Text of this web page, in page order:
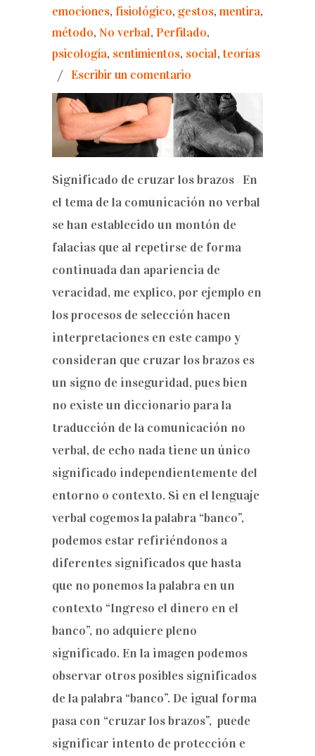
emociones, fisiológico, gestos, mentira,
método, No verbal, Perfilado,
psicología, sentimientos, social,teorías
/ Escribir un comentario
Significado de cruzar los brazos En
el tema de la comunicación no verbal
se han establecido un montón de
falacias que al repetirse de forma
continuada dan apariencia de
veracidad, me explico, por ejemplo en
los procesos de selección hacen
interpretaciones en este campo y
consideran que cruzar los brazos es
un signo de inseguridad, pues bien
no existe un diccionario para la
traducción de la comunicación no
verbal, de echo nada tiene un único
significado independientemente del
entorno o contexto. Si en el lenguaje
verbal cogemos la palabra “banco”,
podemos estar refiriéndonos a
diferentes significados que hasta
que no ponemos la palabra en un
contexto “Ingreso el dinero en el
banco”, no adquiere pleno
significado. En la imagen podemos
observar otros posibles significados
de la palabra “banco”. De igual forma
pasa con “cruzar los brazos”, puede
significar intento de protección e